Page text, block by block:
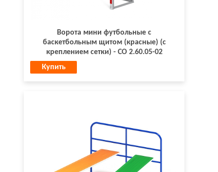
Ворота мини футбольные с
баскетбольным щитом (красные) (с
креплением сетки) - СО 2.60.05-02
Купить